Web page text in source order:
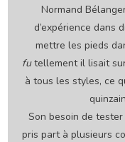
Normand
d’expérience dans
mettre les pieds
futellement il lisait sur
à tous les styles, ce
Son besoin de
pris part à plusieurs